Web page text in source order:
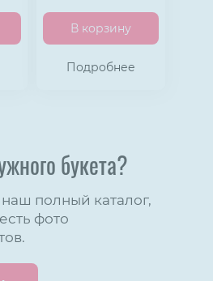
лента.
В корзину
Подробнее
букета?
полный каталог,
фото